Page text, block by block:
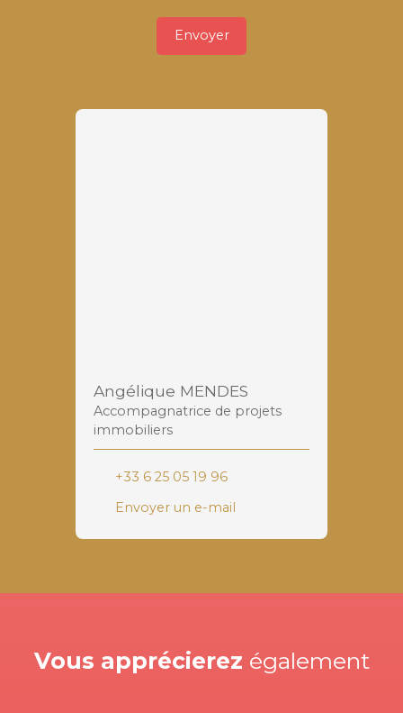
Envoyer
Angélique MENDES
Accompagnatrice de projets
immobiliers
+33 6 25 05 19 96
Envoyer un e-mail
Vous apprécierez également